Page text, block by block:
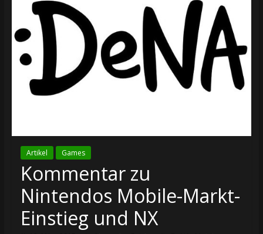
Artikel Games
Kommentar zu
Nintendos Mobile-Markt-
Einstieg und NX